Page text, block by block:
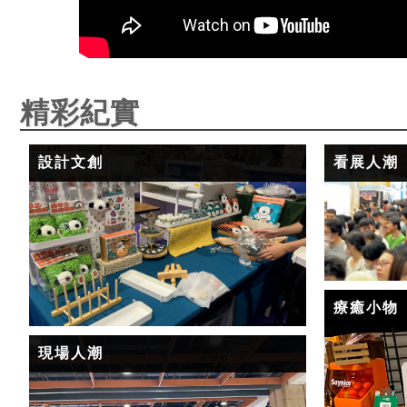
精彩紀實
設計文創
現場人潮
看展人潮
療癒小物